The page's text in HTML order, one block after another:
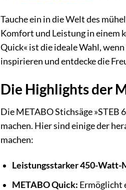
Tauche ein in die Welt des
Komfort und Leistung in einem
Quick« ist die ideale Wahl,
inspirieren und entdecke die
Die Highlights der
Die METABO Stichsäge »STEB
machen. Hier sind einige der
machen:
Leistungsstarker 450-Watt-
METABO Quick: Ermöglicht